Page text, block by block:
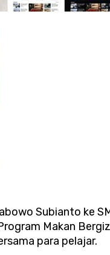
Subianto ke
Makan
para pelajar.